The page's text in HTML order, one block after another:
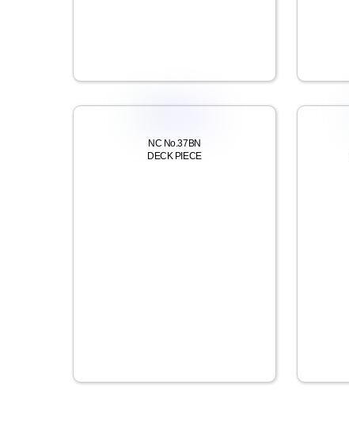
NC No.37BN
DECK PIECE